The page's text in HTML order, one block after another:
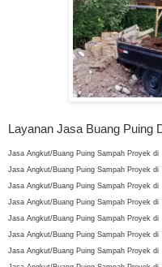
Layanan Jasa Buang Puing
Jasa Angkut/Buang Puing Sampah Proyek di
Jasa Angkut/Buang Puing Sampah Proyek di
Jasa Angkut/Buang Puing Sampah Proyek di
Jasa Angkut/Buang Puing Sampah Proyek di
Jasa Angkut/Buang Puing Sampah Proyek di
Jasa Angkut/Buang Puing Sampah Proyek di
Jasa Angkut/Buang Puing Sampah Proyek di